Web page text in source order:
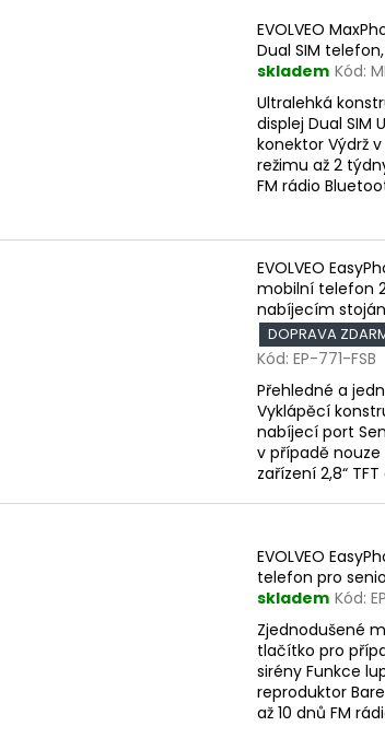
EVOLVEO
Dual SIM
skladem Kód:
Ultralehká
displej Dual SIM
konektor Výdrž
režimu až 2
FM rádio
EVOLVEO
mobilní telefon
nabíjecím
DOPRAVA
Kód: EP-771-FSB
Přehledné a
Vyklápěcí
nabíjecí port
v případě nouze
zařízení 2,8“ TFT
EVOLVEO
telefon pro
skladem Kód:
Zjednodušené
tlačítko pro
sirény Funkce
reproduktor
až 10 dnů FM